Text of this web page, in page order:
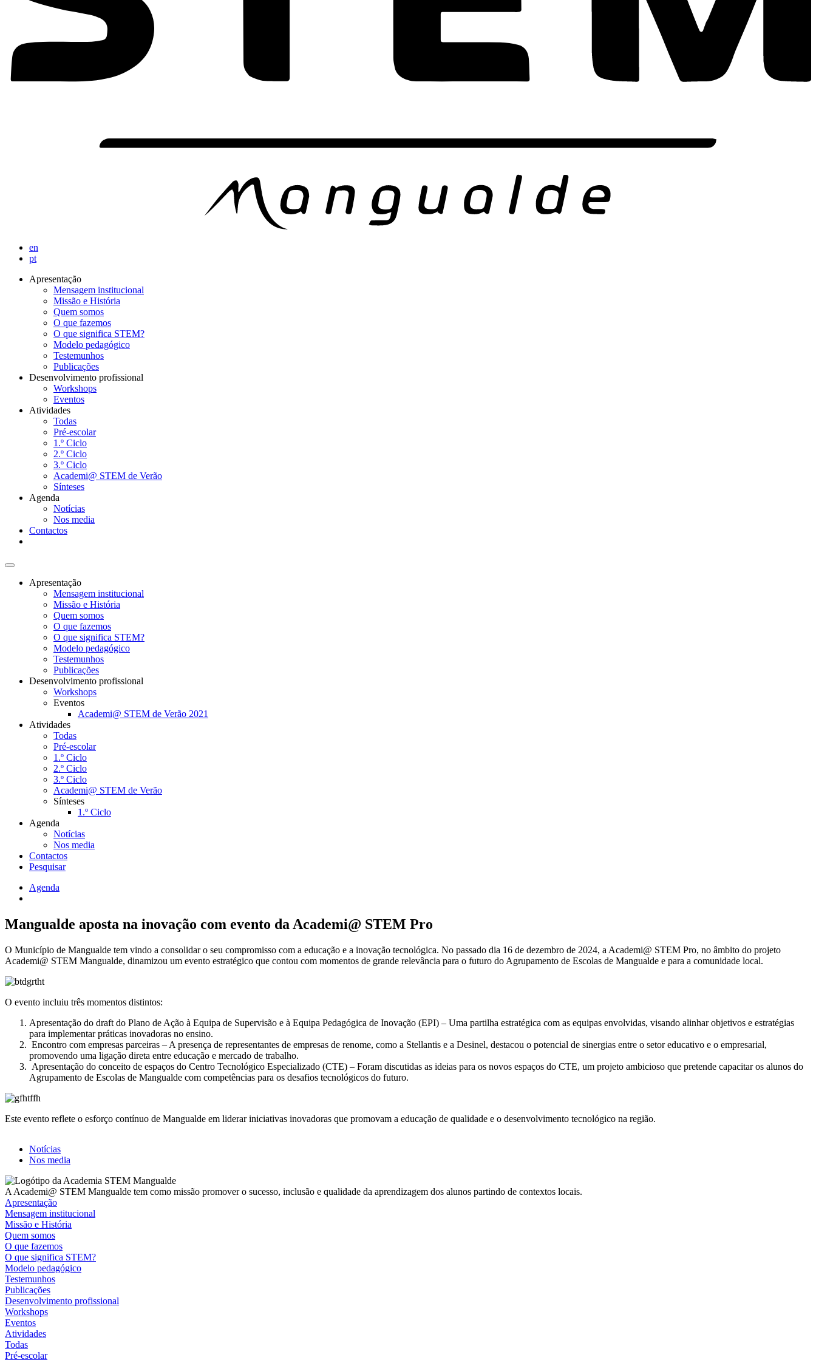
en
pt
Navegação
principal
Apresentação
Mensagem institucional
Missão e História
Quem somos
O que fazemos
O que significa STEM?
Modelo pedagógico
Testemunhos
Publicações
Desenvolvimento profissional
Workshops
Eventos
Atividades
Todas
Pré-escolar
1.º Ciclo
2.º Ciclo
3.º Ciclo
Academi@ STEM de Verão
Sínteses
Agenda
Notícias
Nos media
Contactos
Apresentação
Mensagem institucional
Missão e História
Quem somos
O que fazemos
O que significa STEM?
Modelo pedagógico
Testemunhos
Publicações
Desenvolvimento profissional
Workshops
Eventos
Academi@ STEM de Verão 2021
Atividades
Todas
Pré-escolar
1.º Ciclo
2.º Ciclo
3.º Ciclo
Academi@ STEM de Verão
Sínteses
1.º Ciclo
Agenda
Notícias
Nos media
Contactos
Pesquisar
Navegação
estrutural
Agenda
Mangualde aposta na inovação com evento da Academi@ STEM Pro
O Município de Mangualde tem vindo a consolidar o seu compromisso com a educação e a inovação tecnológica. No passado dia 16 de dezembro de 2024, a Academi@ STEM Pro, no âmbito do projeto
Academi@ STEM Mangualde, dinamizou um evento estratégico que contou com momentos de grande relevância para o futuro do Agrupamento de Escolas de Mangualde e para a comunidade local.
O evento incluiu três momentos distintos:
Apresentação do draft do Plano de Ação à Equipa de Supervisão e à Equipa Pedagógica de Inovação (EPI) – Uma partilha estratégica com as equipas envolvidas, visando alinhar objetivos e estratégias
para implementar práticas inovadoras no ensino.
Encontro com empresas parceiras – A presença de representantes de empresas de renome, como a Stellantis e a Desinel, destacou o potencial de sinergias entre o setor educativo e o empresarial,
promovendo uma ligação direta entre educação e mercado de trabalho.
Apresentação do conceito de espaços do Centro Tecnológico Especializado (CTE) – Foram discutidas as ideias para os novos espaços do CTE, um projeto ambicioso que pretende capacitar os alunos do
Agrupamento de Escolas de Mangualde com competências para os desafios tecnológicos do futuro.
Este evento reflete o esforço contínuo de Mangualde em liderar iniciativas inovadoras que promovam a educação de qualidade e o desenvolvimento tecnológico na região.
Notícias
Nos media
A Academi@ STEM Mangualde tem como missão promover o sucesso, inclusão e qualidade da aprendizagem dos alunos partindo de contextos locais.
Apresentação
Mensagem institucional
Missão e História
Quem somos
O que fazemos
O que significa STEM?
Modelo pedagógico
Testemunhos
Publicações
Desenvolvimento profissional
Workshops
Eventos
Atividades
Todas
Pré-escolar